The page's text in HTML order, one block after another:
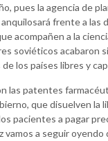
pues la agencia de
frente a las
acompañen a la
soviéticos acabaron
los países libres y
las patentes
que disuelven la
pacientes a pagar
vamos a seguir oyendo